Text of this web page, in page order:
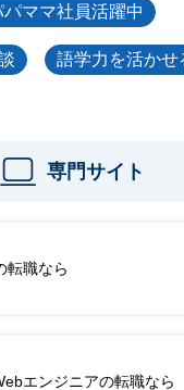
パママ社員活躍中
語学力を活かせ
専門サイト
転職なら
エンジニアの転職なら